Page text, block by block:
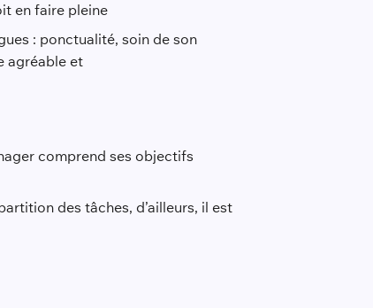
en faire pleine
: ponctualité, soin de son
agréable et
comprend ses objectifs
des tâches, d’ailleurs, il est